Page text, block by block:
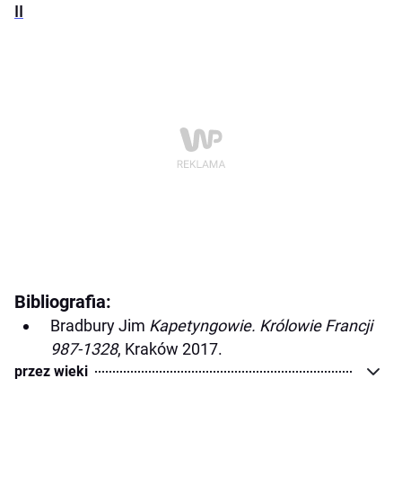
II
Bibliografia:
Bradbury Jim Kapetyngowie. Królowie Francji
987-1328, Kraków 2017.
przez wieki